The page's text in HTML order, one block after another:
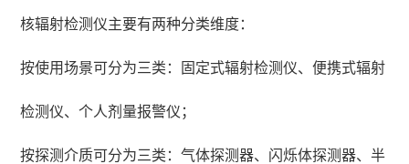
核辐射检测仪主要有两种分类维度：
按使用场景可分为三类：固定式辐射检测仪、便携式辐射
检测仪、个人剂量报警仪；
按探测介质可分为三类：气体探测器、闪烁体探测器、半